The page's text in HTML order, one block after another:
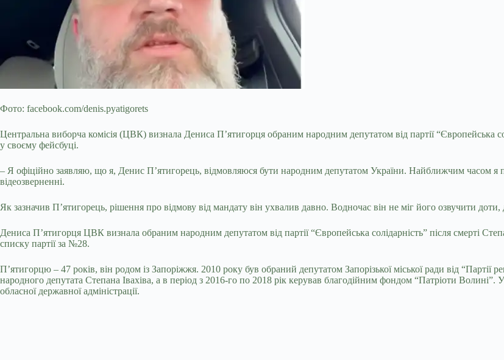
Фото: facebook.com/denis.pyatigorets
Центральна виборча комісія (ЦВК) визнала Дениса П’ятигорця обраним народним депутатом від партії “Європейська
у своєму фейсбуці.
– Я офіційно заявляю, що я, Денис П’ятигорець, відмовляюся бути народним депутатом України. Найближчим часом я
відеозверненні.
Як зазначив П’ятигорець, рішення про відмову від мандату він ухвалив давно. Водночас він не міг його озвучити
Дениса П’ятигорця ЦВК визнала обраним народним депутатом від партії “Європейська солідарність” після смерті
списку партії за №28.
П’ятигорцю – 47 років, він родом із Запоріжжя. 2010 року був обраний депутатом Запорізької міської ради від “Партії
народного депутата Степана Івахіва, а в період з 2016-го по 2018 рік керував благодійним фондом “Патріоти
обласної державної адміністрації.